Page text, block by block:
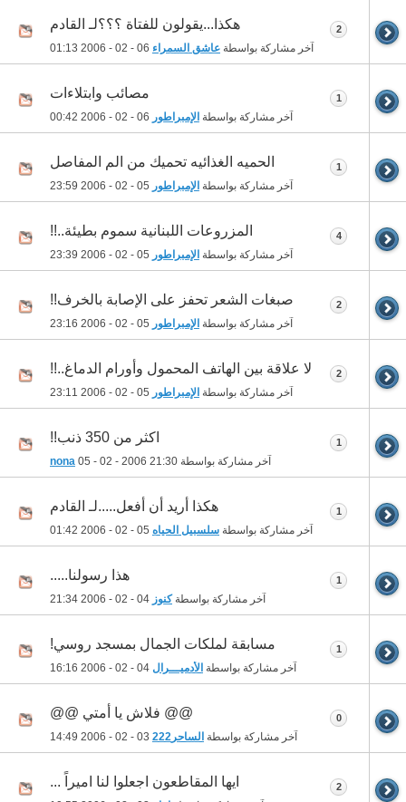
هكذا...يقولون للفتاة ؟؟؟لـ القادم
آخر مشاركة بواسطة عاشق السمراء 01:13
2
مصائب وابتلاءات
آخر مشاركة بواسطة الإمبراطور 00:42
1
الحميه الغذائيه تحميك من الم المفاصل
آخر مشاركة بواسطة الإمبراطور 23:59
1
المزروعات اللبنانية سموم بطيئة..!!
آخر مشاركة بواسطة الإمبراطور 23:39
4
صبغات الشعر تحفز على الإصابة بالخرف!!
آخر مشاركة بواسطة الإمبراطور 23:16
2
لا علاقة بين الهاتف المحمول وأورام الدماغ..!!
آخر مشاركة بواسطة الإمبراطور 23:11
2
اكثر من 350 ذنب!!
آخر مشاركة بواسطة nona 05 - 02 - 2006 21:30
1
هكذا أريد أن أفعل.....لـ القادم
آخر مشاركة بواسطة سلسبيل الحياه 01:42
1
هذا رسولنا.....
آخر مشاركة بواسطةكنوز 21:34
1
مسابقة لملكات الجمال بمسجد روسي!
آخر مشاركة بواسطة الأدميـــرال 16:16
1
@@ فلاش يا أمتي @@
آخر مشاركة بواسطة الساحر222 14:49
0
ايها المقاطعون اجعلوا لنا اميراً ... 2